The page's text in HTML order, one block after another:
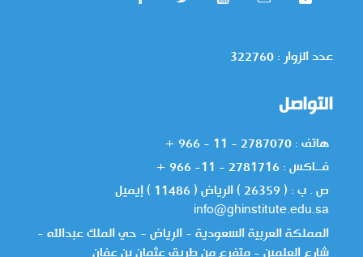
عدد الزوار : 322760
التواصل
هاتف : 2787070 - 11 - 966 +
فــاكس : 2781716 - 11- 966 +
ص . ب : ( 26359 ) الرياض ( 11486 ) إيميل
info@ghinstitute.edu.sa
المملكة العربية السعودية - الرياض - حي الملك عبدالله -
شارع العلمين - متفرع من طريق عثمان بن عفان